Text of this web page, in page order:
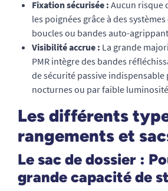
Fixation sécurisée : Aucun risque
les poignées grâce à des
boucles ou bandes auto-
Visibilité accrue : La grande
PMR intègre des bandes
de sécurité passive indispensable
nocturnes ou par faible
Les différents
rangements et
Le sac de dossier :
grande capacité de